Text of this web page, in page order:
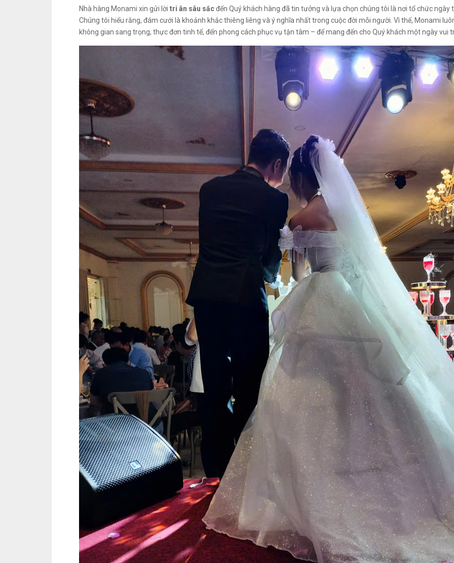
Nhà hàng Monami xin gửi lời tri ân sâu sắcđến Quý khách hàng đã tin tưởng và lựa chọn chúng tôi là nơi tổ chức ngày
Chúng tôi hiểu rằng, đám cưới là khoảnh khắc thiêng liêng và ý nghĩa nhất trong cuộc đời mỗi người. Vì thế, Monami
không gian sang trọng, thực đơn tinh tế, đến phong cách phục vụ tận tâm – để mang đến cho Quý khách một ngày vui